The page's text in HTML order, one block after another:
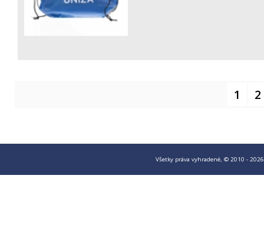
1 2
Všetky práva vyhradené, © 2010 -